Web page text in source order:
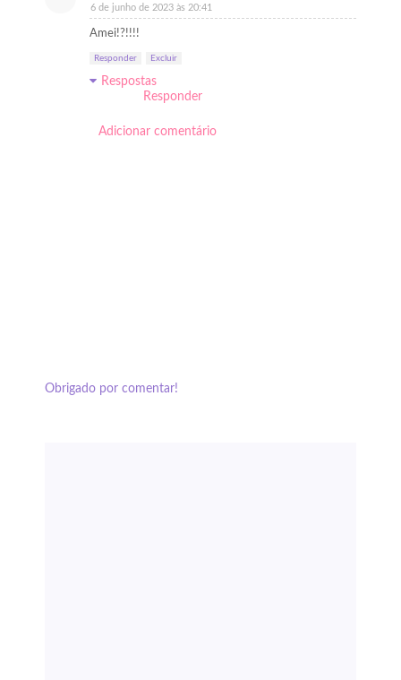
6 de junho de 2023 às 20:41
Amei!?!!!!
Responder Excluir
Respostas
Responder
Adicionar comentário
Obrigado por comentar!